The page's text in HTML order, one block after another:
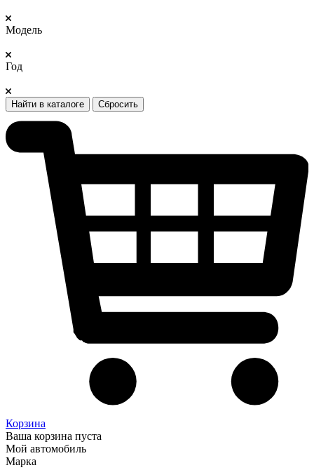
Модель
Год
Найти в каталоге Сбросить
Корзина
Ваша корзина пуста
Мой автомобиль
Марка